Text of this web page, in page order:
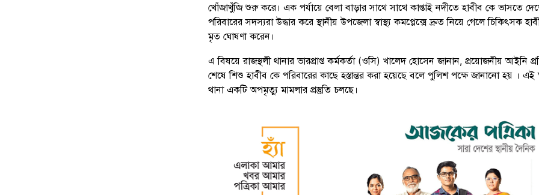
খোঁজাখুঁজি শুরু করে। এক পর্যায়ে বেলা বাড়ার সাথে সাথে কাপ্তাই নদীতে হাবীব কে ভাসতে
পরিবারের সদস্যরা উদ্ধার করে স্থানীয় উপজেলা স্বাস্থ্য কমপ্লেক্সে দ্রুত নিয়ে গেলে চিকিৎসক
মৃত ঘোষণা করেন।
এ বিষয়ে রাজস্থলী থানার ভারপ্রাপ্ত কর্মকর্তা (ওসি) খালেদ হোসেন জানান, প্রয়োজনীয় আইনি
শেষে শিশু হাবীব কে পরিবারের কাছে হস্তান্তর করা হয়েছে বলে পুলিশ পক্ষে জানানো হয় । এই
থানা একটি অপমৃত্যু মামলার প্রস্তুতি চলছে।